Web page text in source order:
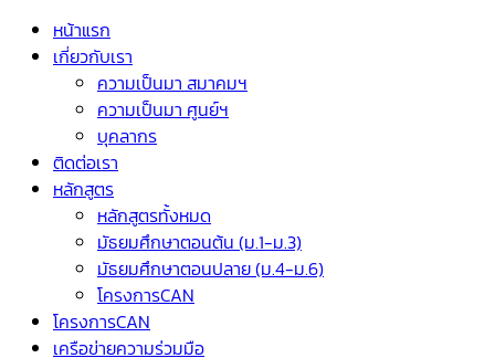
หน้าแรก
เกี่ยวกับเรา
ความเป็นมา สมาคมฯ
ความเป็นมา ศูนย์ฯ
บุคลากร
ติดต่อเรา
หลักสูตร
หลักสูตรทั้งหมด
มัธยมศึกษาตอนต้น (ม.1-ม.3)
มัธยมศึกษาตอนปลาย (ม.4-ม.6)
โครงการCAN
โครงการCAN
เครือข่ายความร่วมมือ